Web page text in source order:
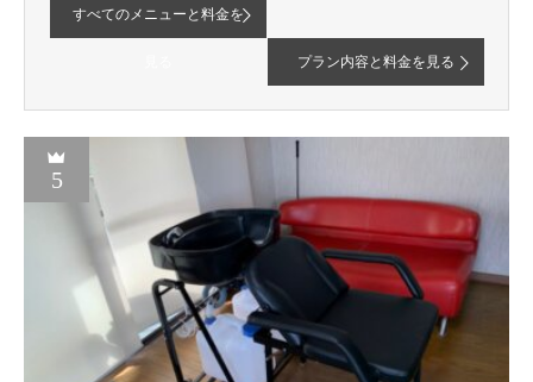
すべてのメニューと料金を
プラン内容と料金を見る
5